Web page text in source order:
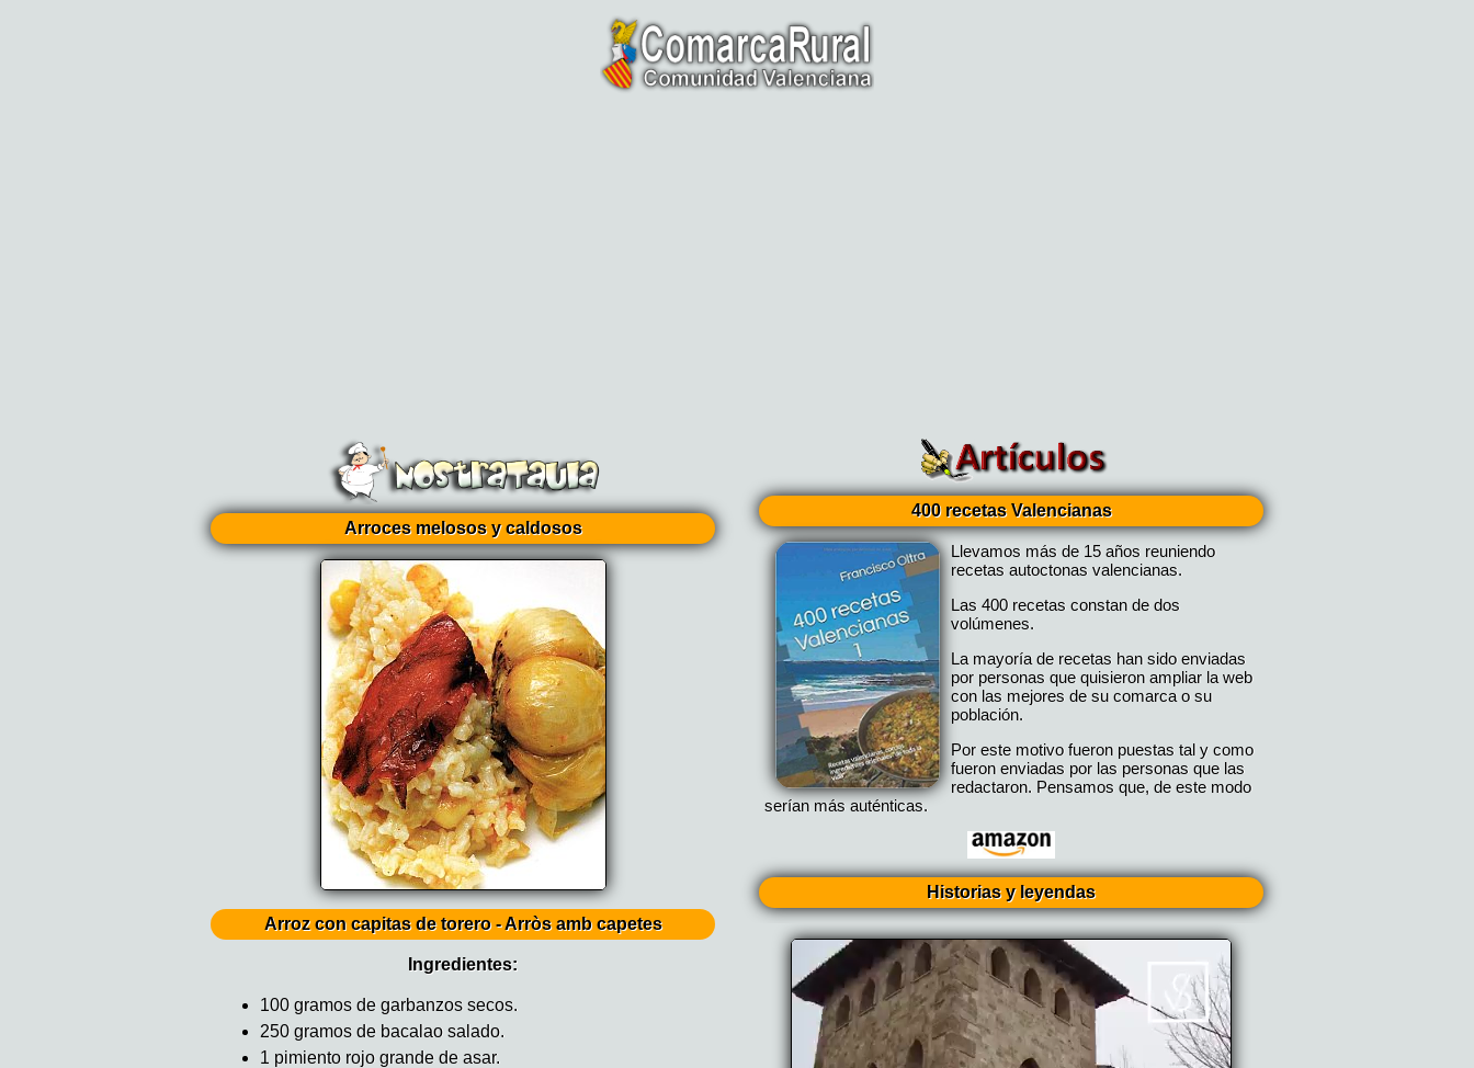
Arroces melosos y caldosos
Arroz con capitas de torero - Arròs amb capetes
Ingredientes:
100 gramos de garbanzos secos.
250 gramos de bacalao salado.
1 pimiento rojo grande de asar.
400 recetas Valencianas
Llevamos más de 15 años reuniendo
recetas autoctonas valencianas.
Las 400 recetas constan de dos
volúmenes.
La mayoría de recetas han sido enviadas
por personas que quisieron ampliar la web
con las mejores de su comarca o su
población.
Por este motivo fueron puestas tal y como
fueron enviadas por las personas que las
redactaron. Pensamos que, de este modo
serían más auténticas.
Historias y leyendas